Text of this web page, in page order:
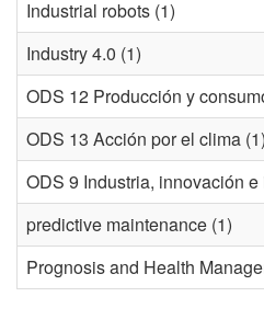
Industrial robots (1)
Industry 4.0 (1)
ODS 12 Producción y
ODS 13 Acción por el clima (1)
ODS 9 Industria, innovación e
predictive maintenance (1)
Prognosis and Health